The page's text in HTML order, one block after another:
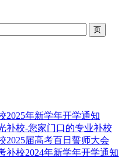
2025年新学年开学通知
补校-您家门口的专业补校
2025届高考百日誓师大会
补校2024年新学年开学通知